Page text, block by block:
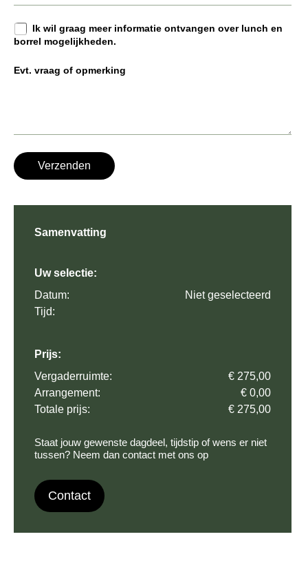
Ik wil graag meer informatie ontvangen over lunch en
borrel mogelijkheden.
Evt. vraag of opmerking
Verzenden
Samenvatting
Uw selectie:
Datum:
Niet geselecteerd
Tijd:
Prijs:
Vergaderruimte:
€ 275,00
Arrangement:
€ 0,00
Totale prijs:
€ 275,00
Staat jouw gewenste dagdeel, tijdstip of wens er niet
tussen? Neem dan contact met ons op
Contact